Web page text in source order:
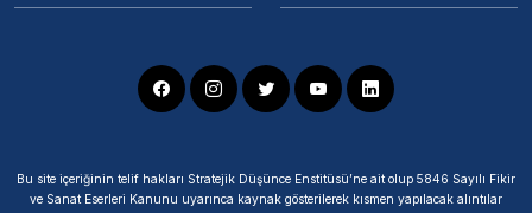
Bu site içeriğinin telif hakları Stratejik Düşünce Enstitüsü’ne ait olup 5846 Sayılı Fikir
ve Sanat Eserleri Kanunu uyarınca kaynak gösterilerek kısmen yapılacak alıntılar